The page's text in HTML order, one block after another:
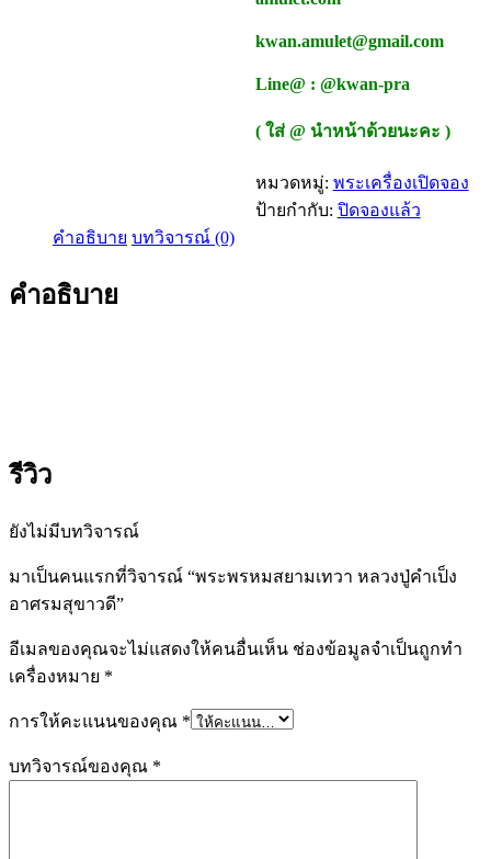
kwan.amulet@gmail.com
Line@ : @kwan-pra
( ใส่ @ นำหน้าด้วยนะคะ )
หมวดหมู่: พระเครื่องเปิดจอง
ป้ายกำกับ: ปิดจองแล้ว
คำอธิบาย บทวิจารณ์ (0)
คำอธิบาย
รีวิว
ยังไม่มีบทวิจารณ์
มาเป็นคนแรกที่วิจารณ์ “พระพรหมสยามเทวา หลวงปู่คำเป็ง
อาศรมสุขาวดี”
อีเมลของคุณจะไม่แสดงให้คนอื่นเห็น ช่องข้อมูลจำเป็นถูกทำ
เครื่องหมาย *
การให้คะแนนของคุณ *
บทวิจารณ์ของคุณ *